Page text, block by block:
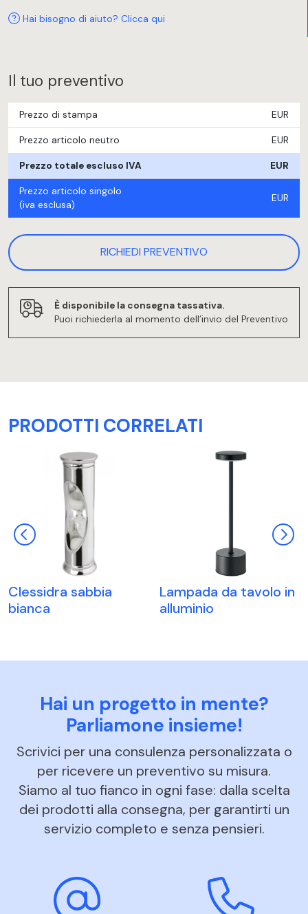
Hai bisogno di aiuto? Clicca qui
Il tuo preventivo
Prezzo di stampa EUR
Prezzo articolo neutro EUR
Prezzo totale escluso IVA EUR
Prezzo articolo singolo
(iva esclusa)
EUR
RICHIEDI PREVENTIVO
È disponibile la consegna tassativa.
Puoi richiederla al momento dell’invio del Preventivo
PRODOTTI CORRELATI
Clessidra sabbia
bianca
Lampada da tavolo in
alluminio
Hai un progetto in mente?
Parliamone insieme!
Scrivici per una consulenza personalizzata o
per ricevere un preventivo su misura.
Siamo al tuo fianco in ogni fase: dalla scelta
dei prodotti alla consegna, per garantirti un
servizio completo e senza pensieri.